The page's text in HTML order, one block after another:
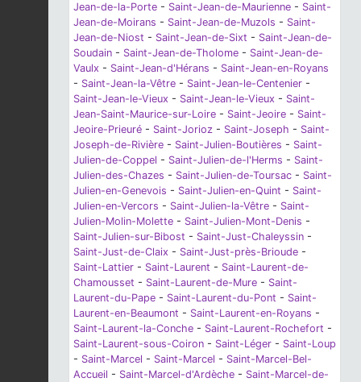
Jean-de-la-Porte - Saint-Jean-de-Maurienne - Saint-
Jean-de-Moirans - Saint-Jean-de-Muzols - Saint-
Jean-de-Niost - Saint-Jean-de-Sixt - Saint-Jean-de-
Soudain - Saint-Jean-de-Tholome - Saint-Jean-de-
Vaulx - Saint-Jean-d'Hérans - Saint-Jean-en-Royans
- Saint-Jean-la-Vêtre - Saint-Jean-le-Centenier -
Saint-Jean-le-Vieux - Saint-Jean-le-Vieux - Saint-
Jean-Saint-Maurice-sur-Loire - Saint-Jeoire - Saint-
Jeoire-Prieuré - Saint-Jorioz - Saint-Joseph - Saint-
Joseph-de-Rivière - Saint-Julien-Boutières - Saint-
Julien-de-Coppel - Saint-Julien-de-l'Herms - Saint-
Julien-des-Chazes - Saint-Julien-de-Toursac - Saint-
Julien-en-Genevois - Saint-Julien-en-Quint - Saint-
Julien-en-Vercors - Saint-Julien-la-Vêtre - Saint-
Julien-Molin-Molette - Saint-Julien-Mont-Denis -
Saint-Julien-sur-Bibost - Saint-Just-Chaleyssin -
Saint-Just-de-Claix - Saint-Just-près-Brioude -
Saint-Lattier - Saint-Laurent - Saint-Laurent-de-
Chamousset - Saint-Laurent-de-Mure - Saint-
Laurent-du-Pape - Saint-Laurent-du-Pont - Saint-
Laurent-en-Beaumont - Saint-Laurent-en-Royans -
Saint-Laurent-la-Conche - Saint-Laurent-Rochefort -
Saint-Laurent-sous-Coiron - Saint-Léger - Saint-Loup
- Saint-Marcel - Saint-Marcel - Saint-Marcel-Bel-
Accueil - Saint-Marcel-d'Ardèche - Saint-Marcel-de-